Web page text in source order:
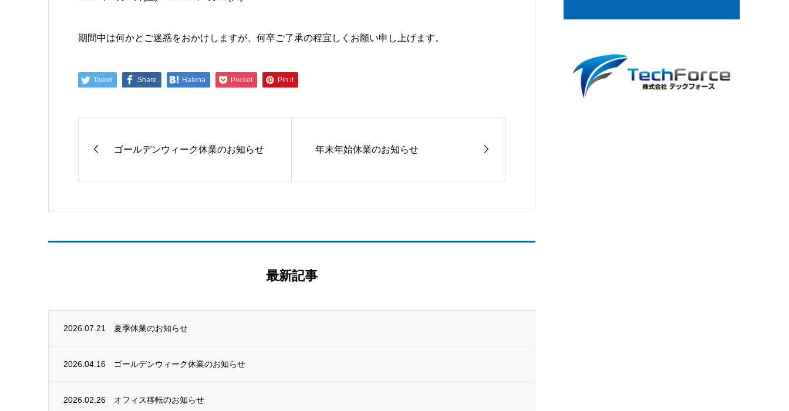
期間中は何かとご迷惑をおかけしますが、何卒ご了承の程宜しくお願い申し上げます。
Tweet Share Hatena Pocket Pin it
ゴールデンウィーク休業のお知らせ 年末年始休業のお知らせ
最新記事
2026.07.21 夏季休業のお知らせ
2026.04.16 ゴールデンウィーク休業のお知らせ
2026.02.26 オフィス移転のお知らせ